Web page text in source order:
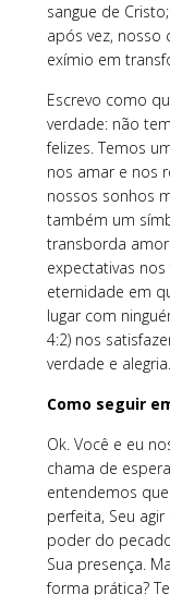
sangue de
após vez, nosso
exímio em
Escrevo como
verdade: não
felizes. Temos
nos amar e nos
nossos sonhos
também um
transborda
expectativas
eternidade em
lugar com
4:2) nos
verdade e alegria.
Como seguir
Ok. Você e eu
chama de
entendemos
perfeita, Seu
poder do
Sua presença.
forma prática?